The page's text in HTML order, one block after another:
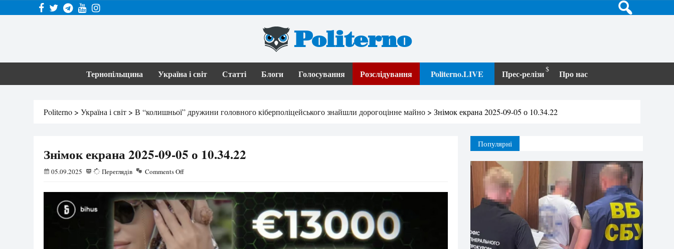
Politerno
Тернопільщина Україна і світ Статті Блоги Голосування Розслідування Politerno.LIVE Прес-релізи Про нас
Politerno > Україна і світ > В “колишньої” дружини головного кіберполіцейського знайшли дорогоцінне майно > Знімок екрана 2025-09-05 о 10.34.22
Знімок екрана 2025-09-05 о 10.34.22
05.09.2025 31 Переглядів Comments Off
Популярні